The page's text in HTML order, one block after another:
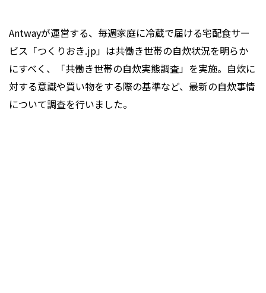
Antwayが運営する、毎週家庭に冷蔵で届ける宅配食サー
ビス「つくりおき.jp」は共働き世帯の自炊状況を明らか
にすべく、「共働き世帯の自炊実態調査」を実施。自炊に
対する意識や買い物をする際の基準など、最新の自炊事情
について調査を行いました。